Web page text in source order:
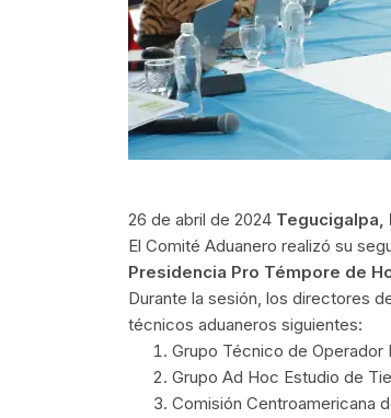
26 de abril de 2024 Tegucigalpa,
El Comité Aduanero realizó su
Presidencia Pro Témpore de
Durante la sesión, los directores
técnicos aduaneros siguientes:
Grupo Técnico de Operador
Grupo Ad Hoc Estudio de
Comisión Centroamericana